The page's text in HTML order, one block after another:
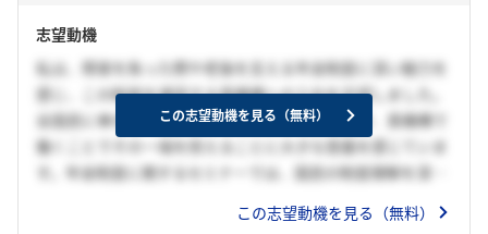
専念し、正確な知識と誠実な対応で利用者様の不安解消に努
めるとともに、持続可能な制度運営に貢献できる職員として
成長することを目指しています。????????????????
志望動機
私は、障害を負った際や老後を支える年金制度に深い魅力を
感じ、この制度を運営する貴機構への入社を志望しました。
全国民に奉仕することは一個人では難しいですが、貴機構で
働くことでその一端を担えることに大きな意義を感じていま
す。年金制度に関するセミナーでは、国民の制度理解を深め
機関でお金に関する業務を行う以上、間違いは許されない」
この志望動機を見る（無料）
この志望動機を見る（無料）